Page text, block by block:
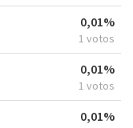
0,01%
1 votos
0,01%
1 votos
0,01%